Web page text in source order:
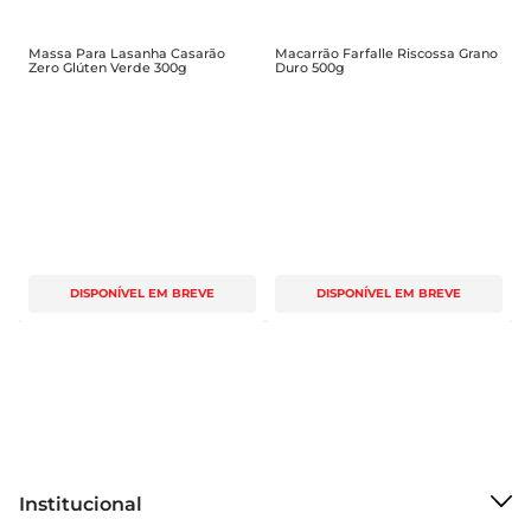
Massa Para Lasanha Casarão
Zero Glúten Verde 300g
DISPONÍVEL EM BREVE
Macarrão Farfalle Riscossa Grano
Duro 500g
DISPONÍVEL EM BREVE
Institucional